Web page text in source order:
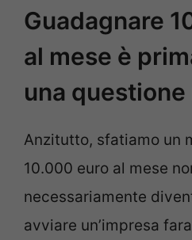
Guadagnare
al mese è
una
Anzitutto, sfatiamo un
10.000 euro al mese
necessariamente
avviare un’impresa